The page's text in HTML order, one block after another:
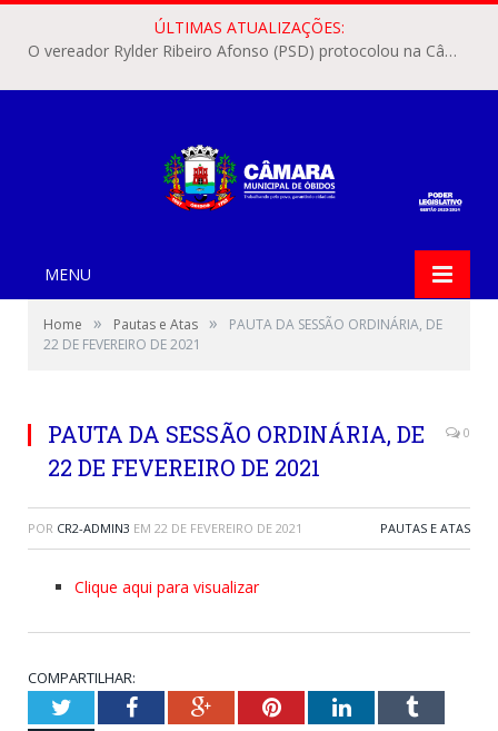
ÚLTIMAS ATUALIZAÇÕES:
O vereador Rylder Ribeiro Afonso (PSD) protocolou na Câmara Municipal de Óbidos o Requerimento nº 346/2026.
MENU
Home » Pautas e Atas »
PAUTA DA SESSÃO ORDINÁRIA, DE
22 DE FEVEREIRO DE 2021
PAUTA DA SESSÃO ORDINÁRIA, DE
22 DE FEVEREIRO DE 2021
0
POR CR2-ADMIN3 EM 22 DE FEVEREIRO DE 2021 PAUTAS E ATAS
Clique aqui para visualizar
COMPARTILHAR:
TwitterFacebookGoogle+PinterestLinkedInTumblr